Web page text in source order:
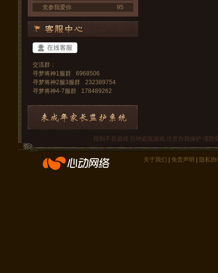
党参我爱你
95
交流群：
寻梦将神1服群
6968506
寻梦将神2服3服群
232389754
寻梦将神4-7服群
178489262
抵制不良游戏 拒绝盗版游戏 注意自我保护 谨
关于我们 免责声明 隐私协